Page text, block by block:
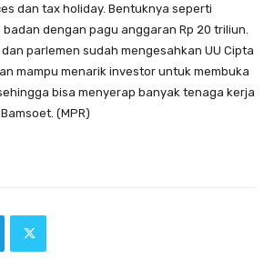
dan tax holiday. Bentuknya seperti
dengan pagu anggaran Rp 20 triliun.
parlemen sudah mengesahkan UU Cipta
mampu menarik investor untuk membuka
bisa menyerap banyak tenaga kerja
(MPR)